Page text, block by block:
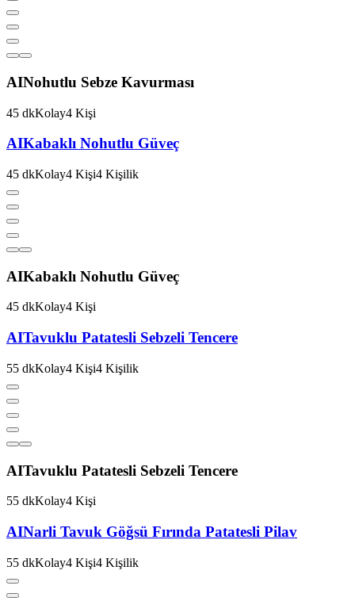
AINohutlu Sebze Kavurması
45 dkKolay4 Kişi
AIKabaklı Nohutlu Güveç
45 dkKolay4 Kişi4 Kişilik
AIKabaklı Nohutlu Güveç
45 dkKolay4 Kişi
AITavuklu Patatesli Sebzeli Tencere
55 dkKolay4 Kişi4 Kişilik
AITavuklu Patatesli Sebzeli Tencere
55 dkKolay4 Kişi
AINarli Tavuk Göğsü Fırında Patatesli Pilav
55 dkKolay4 Kişi4 Kişilik